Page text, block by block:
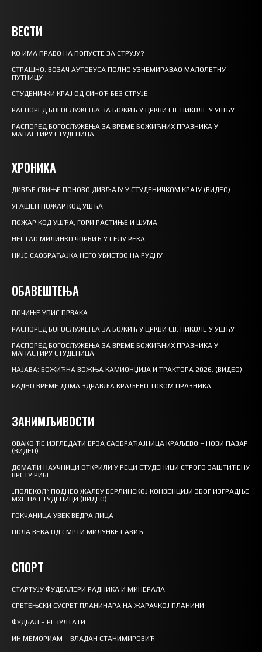
ВЕСТИ
КО ИМА ПРАВО НА ПОПУСТЕ ЗА СТРУЈУ?
СТРАШНО: ВОЗАЧ АУТОБУСА ПОЛНО УЗНЕМИРАВАО МАЛОЛЕТНУ
ПУТНИЦУ
СТУДЕНИЧКИ КРАЈ ОД СИНОЋ БЕЗ СТРУЈЕ
РАСПОРЕД БОГОСЛУЖЕЊА ЗА БОЖИЋ У ЦРКВИ СВ. НИКОЛЕ У УШЋУ
РАСПОРЕД БОГОСЛУЖЕЊА ЗА ВРЕМЕ БОЖИЋНИХ ПРАЗНИКА У
МАНАСТИРУ СТУДЕНИЦА
ХРОНИКА
ДИВЉЕ СВИЊЕ ПОНОВО ДИВЉАЈУ У СТУДЕНИЧКОМ КРАЈУ (ВИДЕО)
УГАШЕН ПОЖАР КОД УШЋА
ПОЖАР КОД УШЋА, ГОРИ РАСТИЊЕ И ШУМА
НЕСТАО МИЛИНКО ЧОРБИЋ У СЕЛУ РЕКА
НИЈЕ САОБРАЋАЈКА НЕГО УБИСТВО НА РУДНУ
ОБАВЕШТЕЊА
ПОЧИЊЕ УПИС ПРВАКА
РАСПОРЕД БОГОСЛУЖЕЊА ЗА БОЖИЋ У ЦРКВИ СВ. НИКОЛЕ У УШЋУ
РАСПОРЕД БОГОСЛУЖЕЊА ЗА ВРЕМЕ БОЖИЋНИХ ПРАЗНИКА У
МАНАСТИРУ СТУДЕНИЦА
НАЈАВА: БОЖИЋНА ВОЖЊА КАМИОНЏИЈА И ТРАКТОРА 2026. (ВИДЕО)
РАДНО ВРЕМЕ ДОМА ЗДРАВЉА КРАЉЕВО ТОКОМ ПРАЗНИКА
ЗАНИМЉИВОСТИ
ОВАКО ЋЕ ИЗГЛЕДАТИ БРЗА САОБРАЋАЈНИЦА КРАЉЕВО – НОВИ ПАЗАР
(ВИДЕО)
ДОМАЋИ НАУЧНИЦИ ОТКРИЛИ У РЕЦИ СТУДЕНИЦИ СТРОГО ЗАШТИЋЕНУ
ВРСТУ РИБЕ
„ПОЛЕКОЛ“ ПОДНЕО ЖАЛБУ БЕРЛИНСКОЈ КОНВЕНЦИЈИ ЗБОГ ИЗГРАДЊЕ
МХЕ НА СТУДЕНИЦИ (ВИДЕО)
ГОКЧАНИЦА УВЕК ВЕДРА ЛИЦА
ПОЛА ВЕКА ОД СМРТИ МИЛУНКЕ САВИЋ
СПОРТ
СТАРТУЈУ ФУДБАЛЕРИ РАДНИКА И МИНЕРАЛА
СРЕТЕЊСКИ СУСРЕТ ПЛАНИНАРА НА ЖАРАЧКОЈ ПЛАНИНИ
ФУДБАЛ – РЕЗУЛТАТИ
ИН МЕМОРИАМ – ВЛАДАН СТАНИМИРОВИЋ